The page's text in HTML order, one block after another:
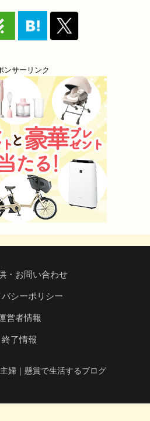
ンサーリンク
・お問い合わせ
シーポリシー
営者情報
終了情報
婦｜懸賞で生活するブログ